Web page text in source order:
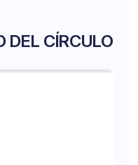
DEL CÍRCULO